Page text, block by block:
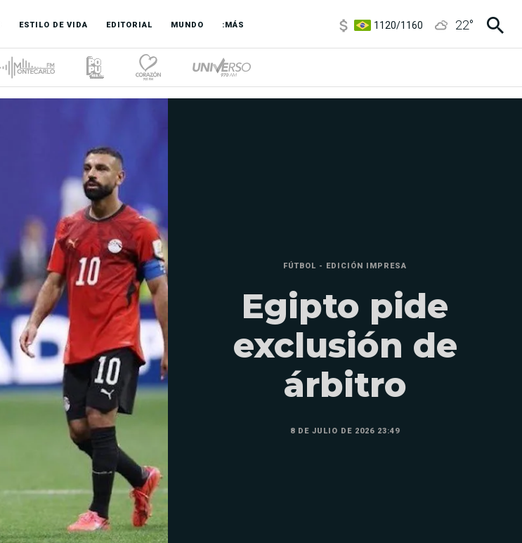
ESTILO DE VIDA EDITORIAL MUNDO :MÁS
3,6/3,9
22°
FÚTBOL - EDICIÓN IMPRESA
Egipto pide
exclusión de
árbitro
8 DE JULIO DE 2026 23:49